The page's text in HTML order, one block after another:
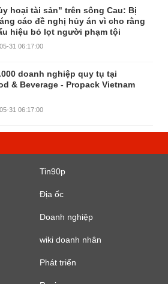
hoại tài sản" trên sông Cau: Bị
cáo đề nghị hủy án vì cho rằng
hiệu bỏ lọt người phạm tội
31 06:17:00
doanh nghiệp quy tụ tại
& Beverage - Propack Vietnam
31 06:17:00
Tin90p
Địa ốc
Doanh nghiệp
wiki doanh nhân
Phát triển